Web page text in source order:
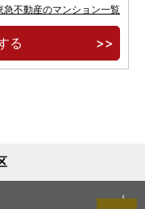
スルーム・サウ
ーイングな共用
やサービス導
急不動産のマンション一覧
る